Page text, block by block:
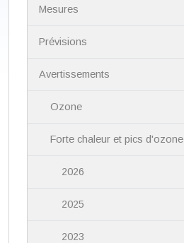
Mesures
Prévisions
Avertissements
Ozone
Forte chaleur et pics d'ozone
2026
2025
2023